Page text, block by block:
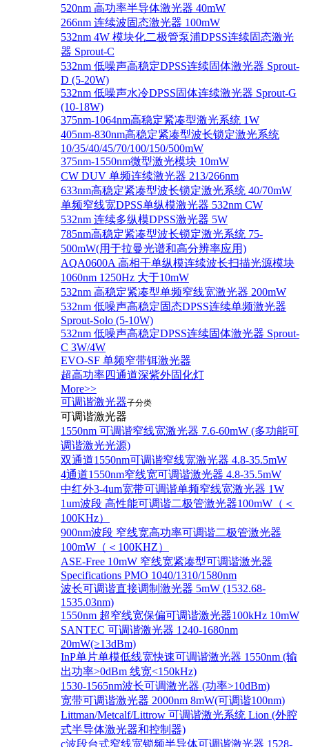
520nm 高功率半导体激光器 40mW
266nm 连续波固态激光器 100mW
532nm 4W 模块化二极管泵浦DPSS连续固态激光
器 Sprout-C
532nm 低噪声高稳定DPSS连续固体激光器 Sprout-
D (5-20W)
532nm 低噪声水冷DPSS固体连续激光器 Sprout-G
(10-18W)
375nm-1064nm高稳定紧凑型激光系统 1W
405nm-830nm高稳定紧凑型波长锁定激光系统
10/35/40/45/70/100/150/500mW
375nm-1550nm微型激光模块 10mW
CW DUV 单频连续激光器 213/266nm
633nm高稳定紧凑型波长锁定激光系统 40/70mW
单频窄线宽DPSS单纵模激光器 532nm CW
532nm 连续多纵模DPSS激光器 5W
785nm高稳定紧凑型波长锁定激光系统 75-
500mW(用于拉曼光谱和高分辨率应用)
AQA0600A 高相干单纵模连续波长扫描光源模块
1060nm 1250Hz 大于10mW
532nm 高稳定紧凑型单频窄线宽激光器 200mW
532nm 低噪声高稳定固态DPSS连续单频激光器
Sprout‐Solo (5-10W)
532nm 低噪声高稳定DPSS连续固体激光器 Sprout-
C 3W/4W
EVO-SF 单频窄带铒激光器
超高功率四通道深紫外固化灯
More>>
可调谐激光器子分类
可调谐激光器
1550nm 可调谐窄线宽激光器 7.6-60mW (多功能可
调谐激光光源)
双通道1550nm可调谐窄线宽激光器 4.8-35.5mW
4通道1550nm窄线宽可调谐激光器 4.8-35.5mW
中红外3-4um宽带可调谐单频窄线宽激光器 1W
1um波段 高性能可调谐二极管激光器100mW（＜
100KHz）
900nm波段 窄线宽高功率可调谐二极管激光器
100mW（＜100KHZ）
ASE-Free 10mW 窄线宽紧凑型可调谐激光器
Specifications PMO 1040/1310/1580nm
波长可调谐直接调制激光器 5mW (1532.68-
1535.03nm)
1550nm 超窄线宽保偏可调谐激光器100kHz 10mW
SANTEC 可调谐激光器 1240-1680nm
20mW(≥13dBm)
InP单片单模低线宽快速可调谐激光器 1550nm (输
出功率>0dBm 线宽<150kHz)
1530-1565nm波长可调激光器 (功率>10dBm)
宽带可调谐激光器 2000nm 8mW(可调谐100nm)
Littman/Metcalf/Littrow 可调谐激光系统 Lion (外腔
式半导体激光器和控制器)
c波段台式窄线宽锁频半导体可调谐激光器 1528-